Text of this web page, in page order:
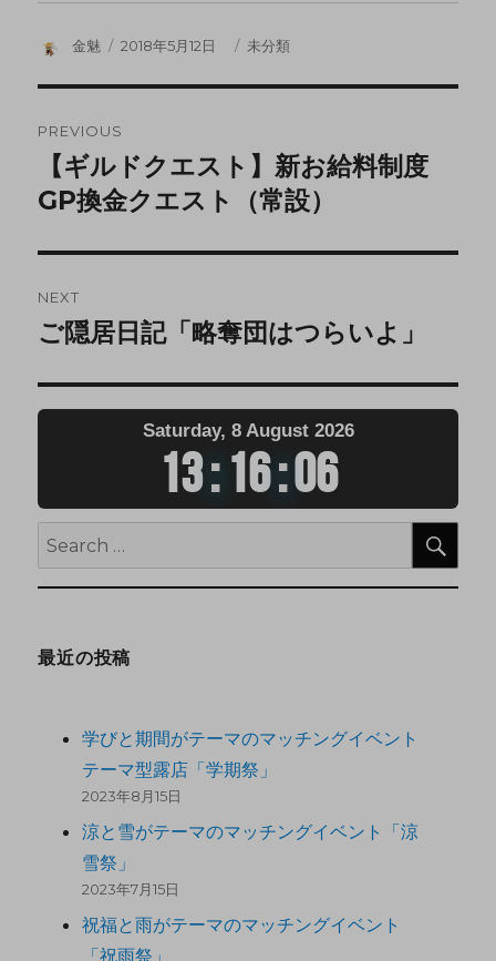
金魅 2018年5月12日 未分類
PREVIOUS
【ギルドクエスト】新お給料制度
GP換金クエスト（常設）
NEXT
ご隠居日記「略奪団はつらいよ」
Saturday, 8 August 2026
13:16:07
最近の投稿
学びと期間がテーマのマッチングイベント
テーマ型露店「学期祭」
2023年8月15日
涼と雪がテーマのマッチングイベント「涼
雪祭」
2023年7月15日
祝福と雨がテーマのマッチングイベント
「祝雨祭」